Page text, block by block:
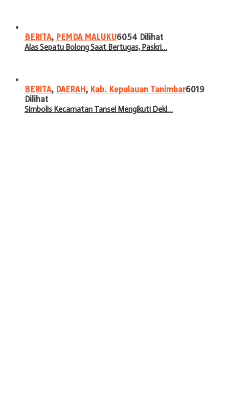
BERITA, PEMDA MALUKU6054 Dilihat
Alas Sepatu Bolong Saat Bertugas, Paskri…
BERITA, DAERAH, Kab. Kepulauan Tanimbar6019
Dilihat
Simbolis Kecamatan Tansel Mengikuti Dekl…